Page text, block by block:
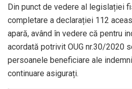
Din punct de vedere al legislației
completare a declarației 112
apară, având în vedere că pentru
acordată potrivit OUG nr.30/2020
persoanele beneficiare ale
continuare asigurați.